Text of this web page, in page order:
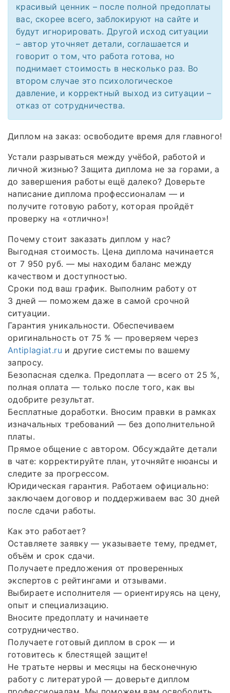
красивый ценник – после полной предоплаты
вас, скорее всего, заблокируют на сайте и
будут игнорировать. Другой исход ситуации
– автор уточняет детали, соглашается и
говорит о том, что работа готова, но
поднимает стоимость в несколько раз. Во
втором случае это психологическое
давление, и корректный выход из ситуации –
отказ от сотрудничества.
Диплом на заказ: освободите время для главного!
Устали разрываться между учёбой, работой и
личной жизнью? Защита диплома не за горами, а
до завершения работы ещё далеко? Доверьте
написание диплома профессионалам — и
получите готовую работу, которая пройдёт
проверку на «отлично»!
Почему стоит заказать диплом у нас?
Выгодная стоимость. Цена диплома начинается
от 7 950 руб. — мы находим баланс между
качеством и доступностью.
Сроки под ваш график. Выполним работу от
3 дней — поможем даже в самой срочной
ситуации.
Гарантия уникальности. Обеспечиваем
оригинальность от 75 % — проверяем через
Antiplagiat.ru и другие системы по вашему
запросу.
Безопасная сделка. Предоплата — всего от 25 %,
полная оплата — только после того, как вы
одобрите результат.
Бесплатные доработки. Вносим правки в рамках
изначальных требований — без дополнительной
платы.
Прямое общение с автором. Обсуждайте детали
в чате: корректируйте план, уточняйте нюансы и
следите за прогрессом.
Юридическая гарантия. Работаем официально:
заключаем договор и поддерживаем вас 30 дней
после сдачи работы.
Как это работает?
Оставляете заявку — указываете тему, предмет,
объём и срок сдачи.
Получаете предложения от проверенных
экспертов с рейтингами и отзывами.
Выбираете исполнителя — ориентируясь на цену,
опыт и специализацию.
Вносите предоплату и начинаете
сотрудничество.
Получаете готовый диплом в срок — и
готовитесь к блестящей защите!
Не тратьте нервы и месяцы на бесконечную
работу с литературой — доверьте диплом